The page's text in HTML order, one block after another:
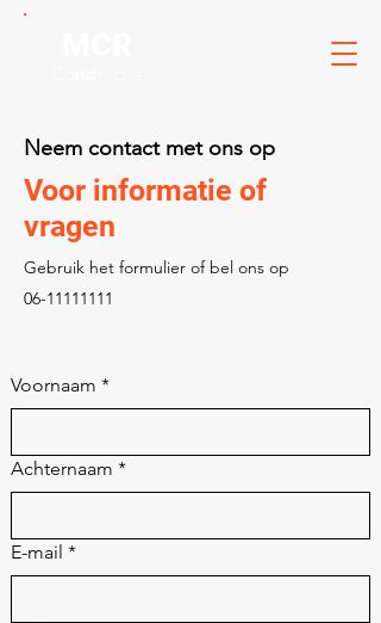
Neem contact met ons op
Voor informatie of
vragen
Gebruik het formulier of bel ons op
06-11111111
Voornaam *
Achternaam *
E-mail *